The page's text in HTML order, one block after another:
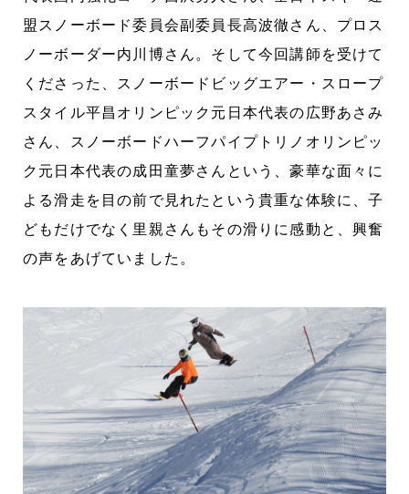
盟スノーボード委員会副委員長高波徹さん、プロス
ノーボーダー内川博さん。そして今回講師を受けて
くださった、スノーボードビッグエアー・スロープ
スタイル平昌オリンピック元日本代表の広野あさみ
さん、スノーボードハーフパイプトリノオリンピッ
ク元日本代表の成田童夢さんという、豪華な面々に
よる滑走を目の前で見れたという貴重な体験に、子
どもだけでなく里親さんもその滑りに感動と、興奮
の声をあげていました。